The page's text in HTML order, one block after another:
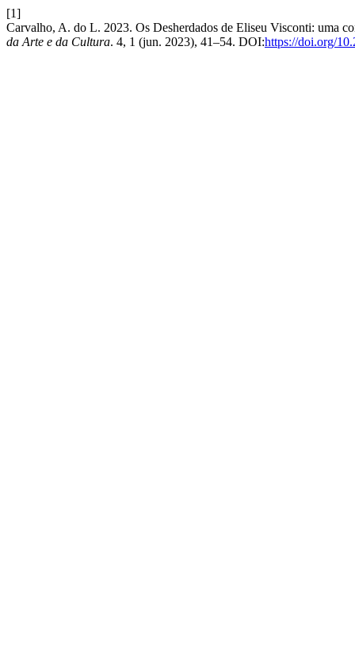
[1]
Carvalho, A. do L. 2023. Os Desherdados de Eliseu Visconti: uma
da Arte e da Cultura. 4, 1 (jun. 2023), 41–54. DOI:https://doi.org/